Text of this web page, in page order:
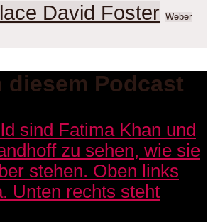
David Foster Weber
diesem Podcast